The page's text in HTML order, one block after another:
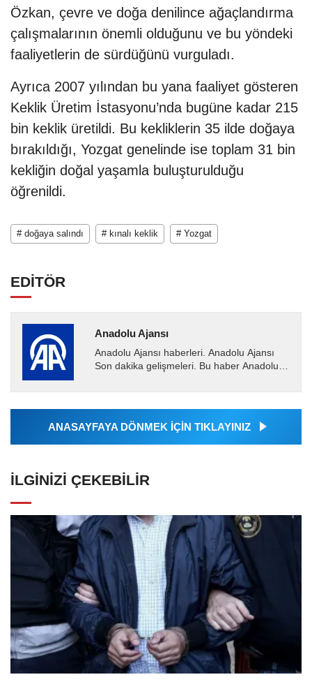
Özkan, çevre ve doğa denilince ağaçlandırma
çalışmalarının önemli olduğunu ve bu yöndeki
faaliyetlerin de sürdüğünü vurguladı.
Ayrıca 2007 yılından bu yana faaliyet gösteren
Keklik Üretim İstasyonu’nda bugüne kadar 215
bin keklik üretildi. Bu kekliklerin 35 ilde doğaya
bırakıldığı, Yozgat genelinde ise toplam 31 bin
kekliğin doğal yaşamla buluşturulduğu
öğrenildi.
# doğaya salındı # kınalı keklik # Yozgat
EDİTÖR
Anadolu Ajansı
Anadolu Ajansı haberleri. Anadolu Ajansı
Son dakika gelişmeleri. Bu haber Anadolu
Ajansı tarafından...
ANASAYFAYA DÖNMEK İÇİN TIKLAYINIZ
İLGINIZI ÇEKEBILIR